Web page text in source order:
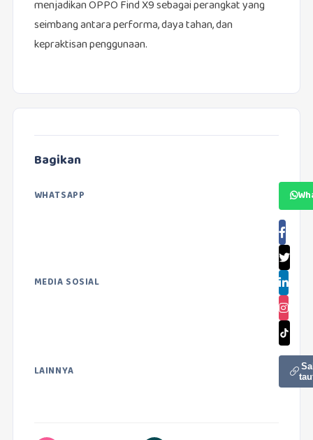
menjadikan OPPO Find X9 sebagai perangkat yang
seimbang antara performa, daya tahan, dan
kepraktisan penggunaan.
Bagikan
WHATSAPP
MEDIA SOSIAL
LAINNYA